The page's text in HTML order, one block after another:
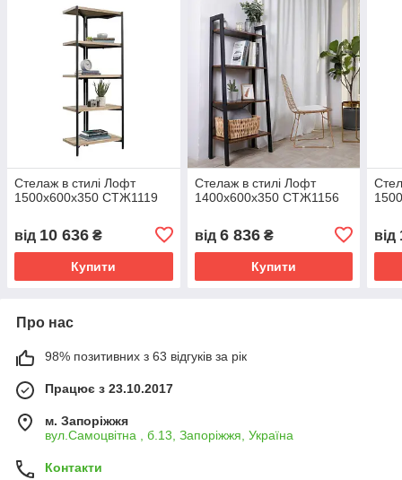
Стелаж в стилі Лофт
1500х600х350 СТЖ1119
від 10 636 ₴
Купити
Стелаж в стилі Лофт
1400х600х350 СТЖ1156
від 6 836₴
Купити
від
Про нас
98% позитивних з 63 відгуків за рік
Працює з 23.10.2017
м. Запоріжжя
вул.Самоцвітна , б.13, Запоріжжя, Україна
Контакти